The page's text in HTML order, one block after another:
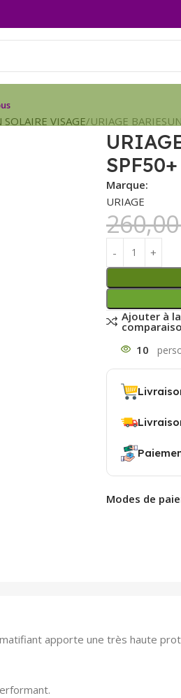
VISAGE URIAGE
Marque:
URIAGE
Ajouter à la
10
Modes de
apporte une très haute